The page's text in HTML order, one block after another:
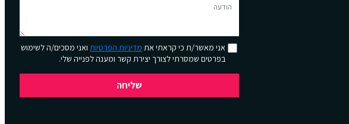
אני מאשר/ת כי קראתי את מדיניות הפרטיותואני מסכים/ה לשימוש
בפרטים שמסרתי לצורך יצירת קשר ומענה לפנייה שלי.
שליחה